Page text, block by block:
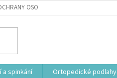
OSOBNÍCH ÚDAJŮ
a spinkání Ortopedické podlahy